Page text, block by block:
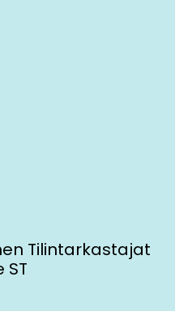
Tilintarkastajat